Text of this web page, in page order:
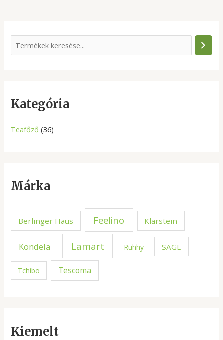
e
c
Kategória
Teafőző (36)
Márka
Berlinger Haus Feelino Klarstein
Kondela Lamart Ruhhy SAGE
Tchibo Tescoma
Kiemelt